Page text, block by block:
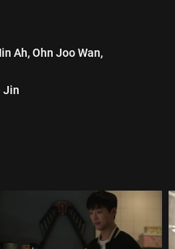
Ah,Ohn Joo Wan,
Jin